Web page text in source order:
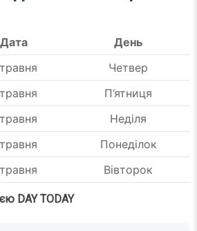
Дата
День
Четвер
П’ятниця
Неділя
Понеділок
Вівторок
DAY TODAY